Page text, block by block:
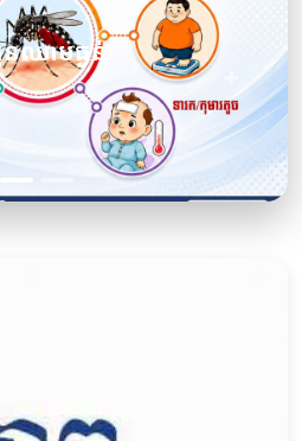
នឈាមធ្ងន់
គ្រុនឈាម សូមចូលរួមទប់
ងអស់គ្នា!